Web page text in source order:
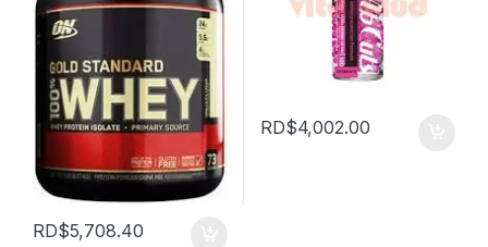
RD$5,708.40
RD$4,002.00